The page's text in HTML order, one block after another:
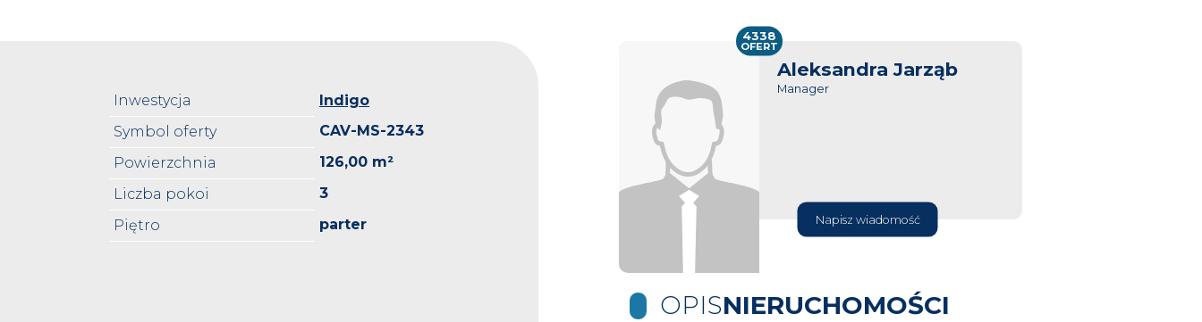
Inwestycja
Indigo
Symbol oferty
CAV-MS-2343
Powierzchnia
126,00 m²
Liczba pokoi
3
Piętro
parter
Aleksandra Jarząb
Manager
Napisz wiadomość
4338
OFERT
OPISNIERUCHOMOŚCI